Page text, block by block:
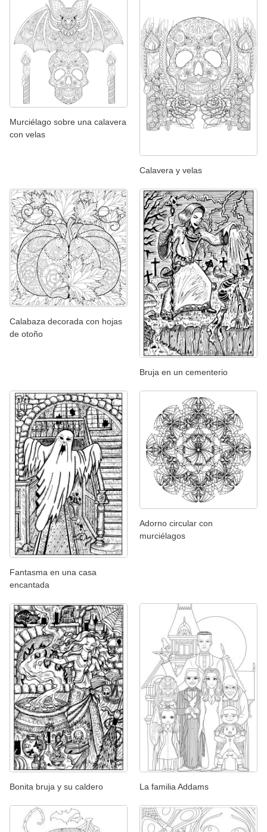
Murciélago sobre una calavera
con velas
Calavera y velas
Calabaza decorada con hojas
de otoño
Bruja en un cementerio
Fantasma en una casa
encantada
Adorno circular con
murciélagos
Bonita bruja y su caldero La familia Addams